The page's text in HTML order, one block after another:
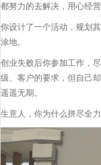
都努力的去解决，用心经
你设计了一个活动，规划
涂地。
创业失败后你参加工作，
级、客户的要求，但自己
遥遥无期。
生意人，​你为什么拼尽全